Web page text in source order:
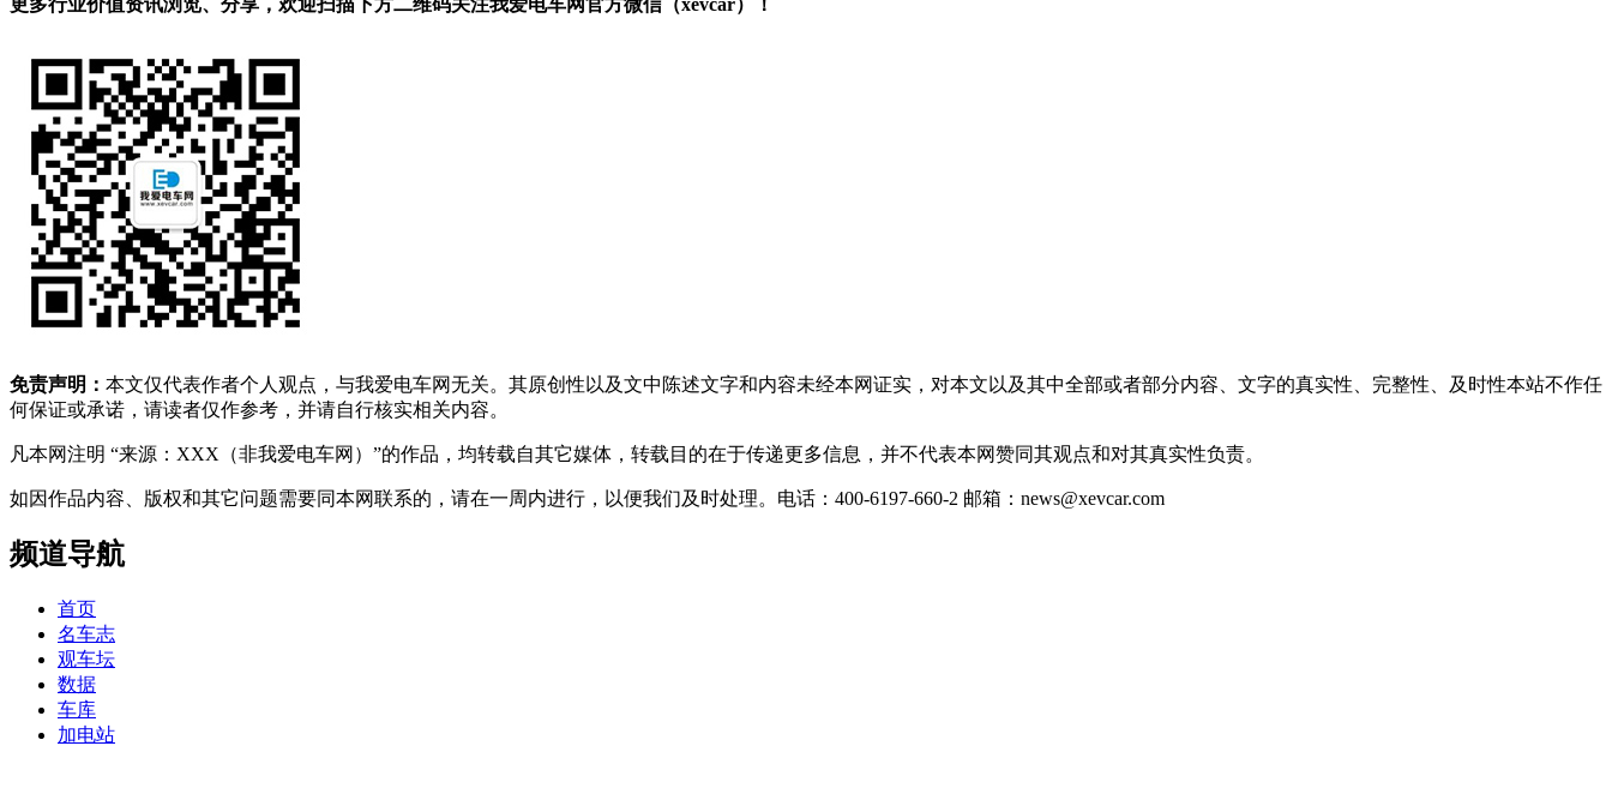
免责声明： 本文仅代表作者个人观点，与我爱电车网无关。其原创性以及文中陈述文字和内容未经本网证实，对本文以及其中全部或者部分内容、文字的真实性、完整性、及时性本站不作任
何保证或承诺，请读者仅作参考，并请自行核实相关内容。
凡本网注明 “来源：XXX（非我爱电车网）”的作品，均转载自其它媒体，转载目的在于传递更多信息，并不代表本网赞同其观点和对其真实性负责。
如因作品内容、版权和其它问题需要同本网联系的，请在一周内进行，以便我们及时处理。电话：400-6197-660-2 邮箱：news@xevcar.com
频道导航
首页
名车志
观车坛
数据
车库
加电站